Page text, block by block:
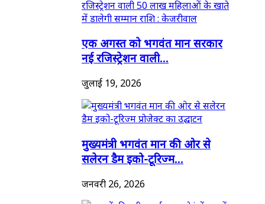
एक अगस्त को भगवंत मान सरकार
नई रजिस्ट्रेशन वाली...
जुलाई 19, 2026
मुख्यमंत्री भगवंत मान की ओर से
सलेरन डैम इको-टूरिज्म...
जनवरी 26, 2026